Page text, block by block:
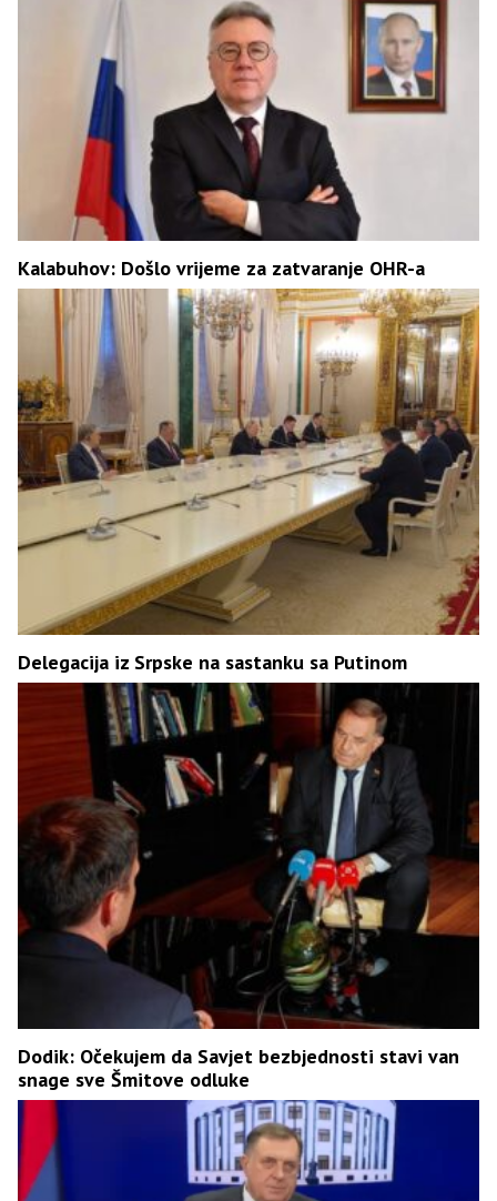
Kalabuhov: Došlo vrijeme za zatvaranje OHR-a
Delegacija iz Srpske na sastanku sa Putinom
Dodik: Očekujem da Savjet bezbjednosti stavi van
snage sve Šmitove odluke